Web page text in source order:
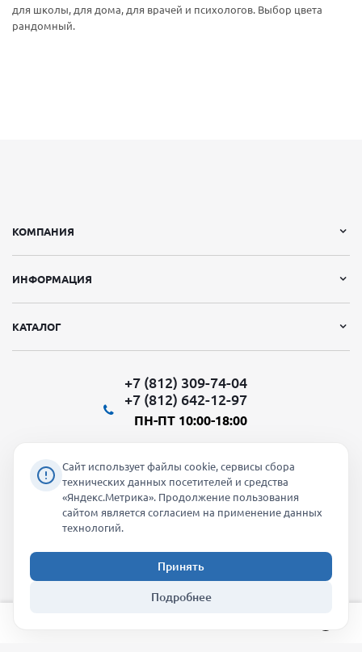
для школы, для дома, для врачей и психологов. Выбор цвета
рандомный.
КОМПАНИЯ
ИНФОРМАЦИЯ
КАТАЛОГ
+7 (812) 309-74-04
+7 (812) 642-12-97
ПН-ПТ 10:00-18:00
Мы в социальных сетях:
2026 © "Молти" - оптовый магазин
info@molti-shop.ru
Сайт использует файлы cookie, сервисы сбора
технических данных посетителей и средства
«Яндекс.Метрика». Продолжение пользования
сайтом является согласием на применение данных
технологий.
Принять
Подробнее